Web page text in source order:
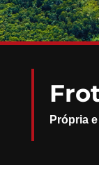
Própria